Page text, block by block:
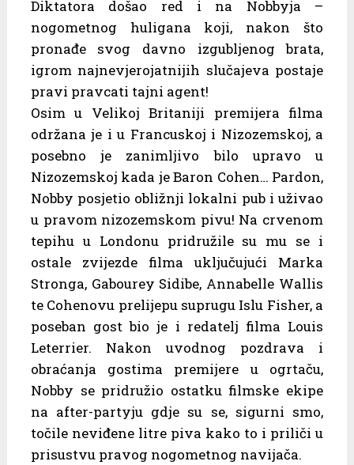
Diktatora došao red i na Nobbyja –
nogometnog huligana koji, nakon što
pronađe svog davno izgubljenog brata,
igrom najnevjerojatnijih slučajeva postaje
pravi pravcati tajni agent!
Osim u Velikoj Britaniji premijera filma
održana je i u Francuskoj i Nizozemskoj, a
posebno je zanimljivo bilo upravo u
Nizozemskoj kada je Baron Cohen… Pardon,
Nobby posjetio obližnji lokalni pub i uživao
u pravom nizozemskom pivu! Na crvenom
tepihu u Londonu pridružile su mu se i
ostale zvijezde filma uključujući Marka
Stronga, Gabourey Sidibe, Annabelle Wallis
te Cohenovu prelijepu suprugu Islu Fisher, a
poseban gost bio je i redatelj filma Louis
Leterrier. Nakon uvodnog pozdrava i
obraćanja gostima premijere u ogrtaču,
Nobby se pridružio ostatku filmske ekipe
na after-partyju gdje su se, sigurni smo,
točile neviđene litre piva kako to i priliči u
prisustvu pravog nogometnog navijača.